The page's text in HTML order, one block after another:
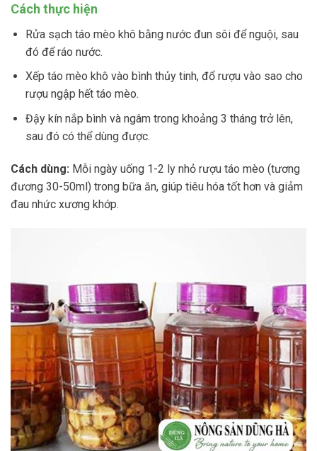
Cách thực hiện
Rửa sạch táo mèo khô bằng nước đun sôi để nguội, sau
đó để ráo nước.
Xếp táo mèo khô vào bình thủy tinh, đổ rượu vào sao cho
rượu ngập hết táo mèo.
Đậy kín nắp bình và ngâm trong khoảng 3 tháng trở lên,
sau đó có thể dùng được.
Cách dùng: Mỗi ngày uống 1-2 ly nhỏ rượu táo mèo (tương
đương 30-50ml) trong bữa ăn, giúp tiêu hóa tốt hơn và giảm
đau nhức xương khớp.